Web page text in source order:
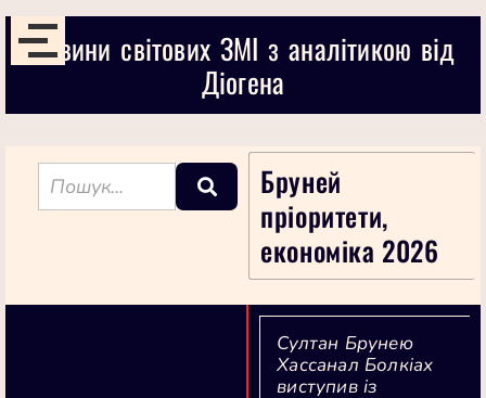
Новини світових ЗМІ з аналітикою від
Діогена
Бруней
пріоритети,
економіка 2026
Султан Брунею
Хассанал Болкіах
виступив із